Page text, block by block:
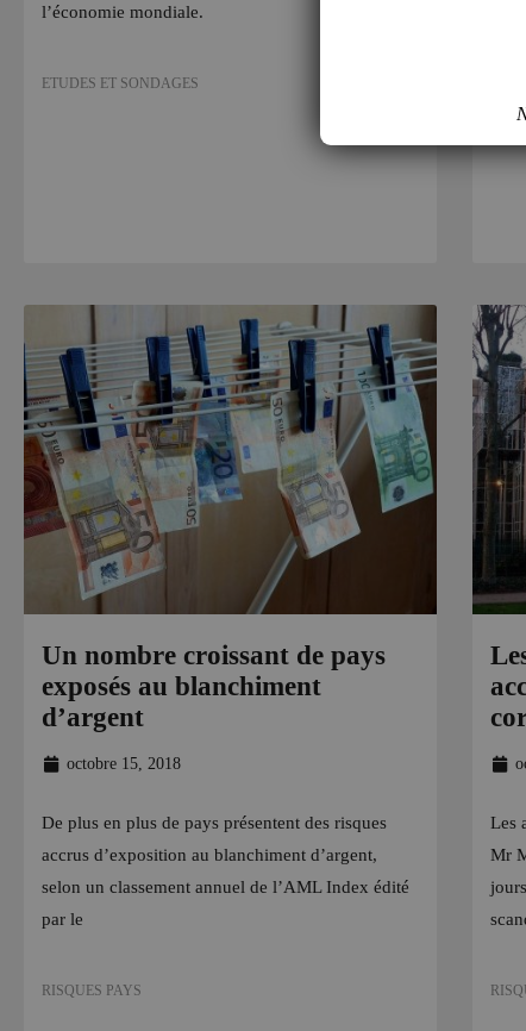
l’économie mondiale.
ETUDES ET SONDAGES
Un nombre croissant de pays
exposés au blanchiment
d’argent
octobre 15, 2018
De plus en plus de pays présentent des risques
accrus d’exposition au blanchiment d’argent,
selon un classement annuel de l’AML Index édité
par le
RISQUES PAYS
Les
Mr